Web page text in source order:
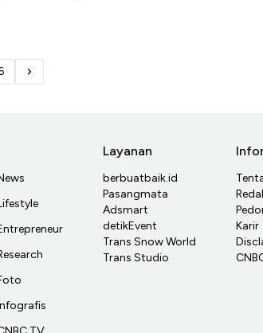
Layanan
berbuatbaik.id
Pasangmata
Adsmart
detikEvent
Trans Snow World
Trans Studio
Karir